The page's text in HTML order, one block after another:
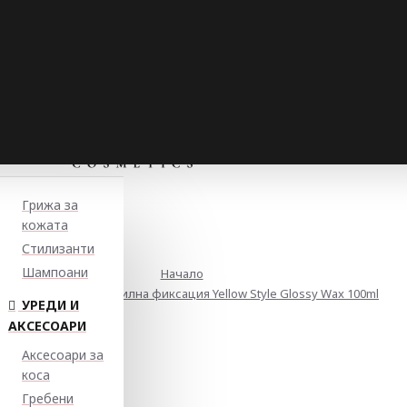
Грижа за
кожата
Стилизанти
Шампоани
УРЕДИ И
АКСЕСОАРИ
Аксесоари за
коса
Гребени
Начало
Вакса за блясък със силна фиксация Yellow Style Glossy Wax 100ml